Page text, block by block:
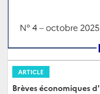
ARTICLE
Brèves économiques